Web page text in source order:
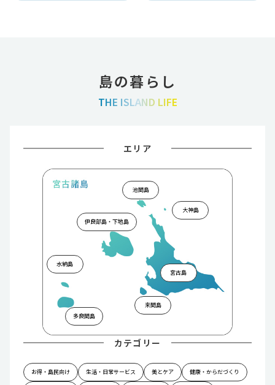
島の暮らし
THE ISLAND LIFE
カテゴリー
お得・島民向け 生活・日常サービス 美とケア 健康・からだづくり
エリア
宮古島
伊良部島・下地島
多良間島
大神島
来間島
水納島
池間島